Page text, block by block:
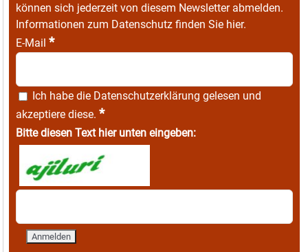
können sich jederzeit von diesem Newsletter abmelden.
Informationen zum Datenschutz finden Sie hier.
E-Mail *
Ich habe die Datenschutzerklärung gelesen und
akzeptiere diese. *
Bitte diesen Text hier unten eingeben: